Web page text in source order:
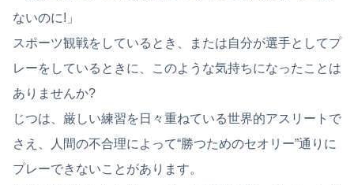
ないのに!」
スポーツ観戦をしているとき、または自分が選手としてプ
レーをしているときに、このような気持ちになったことは
ありませんか?
じつは、厳しい練習を日々重ねている世界的アスリートで
さえ、人間の不合理によって“勝つためのセオリー”通りに
プレーできないことがあります。